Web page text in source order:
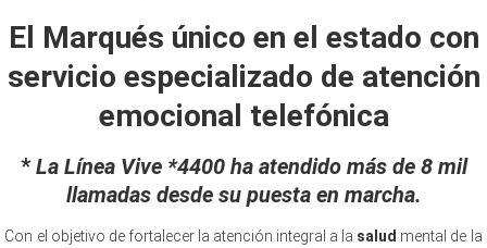
El Marqués único en el estado con
servicio especializado de atención
emocional telefónica
*La Línea Vive *4400 ha atendido más de 8 mil
llamadas desde su puesta en marcha.
Con el objetivo de fortalecer la atención integral a la salud mental de la